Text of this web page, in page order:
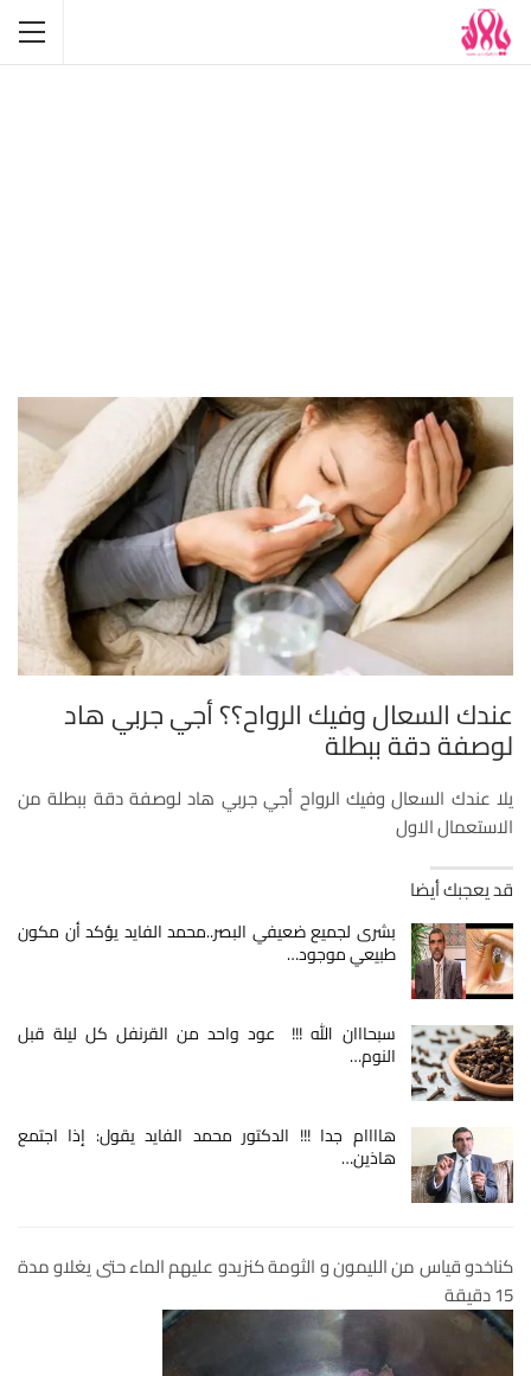
عندك السعال وفيك الرواح؟؟ أجي جربي هاد
لوصفة دقة ببطلة
يلا عندك السعال وفيك الرواح أجي جربي هاد لوصفة دقة ببطلة من
الاستعمال الاول
قد يعجبك أيضا
بشرى لجميع ضعيفي البصر..محمد الفايد يؤكد أن مكون
طبيعي موجود…
سبحااان الله !!! عود واحد من القرنفل كل ليلة قبل
النوم…
هاااام جدا !!! الدكتور محمد الفايد يقول: إذا اجتمع
هاذين…
كناخدو قياس من الليمون و الثومة كنزيدو عليهم الماء حتى يغلاو مدة
15 دقيقة